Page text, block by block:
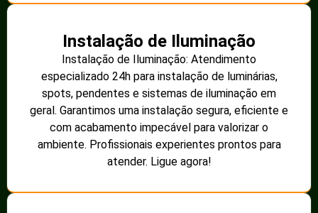
Instalação de Iluminação
Instalação de Iluminação: Atendimento
especializado 24h para instalação de luminárias,
spots, pendentes e sistemas de iluminação em
geral. Garantimos uma instalação segura, eficiente e
com acabamento impecável para valorizar o
ambiente. Profissionais experientes prontos para
atender. Ligue agora!